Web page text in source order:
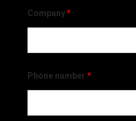
Company*
Phone number *